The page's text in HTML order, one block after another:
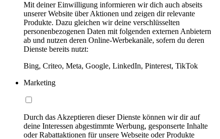
Mit deiner Einwilligung informieren wir dich auch abseits
unserer Website über Aktionen und zeigen dir relevante
Produkte. Dazu gleichen wir deine verschlüsselten
personenbezogenen Daten mit folgenden externen Anbietern
ab und nutzen deren Online-Werbekanäle, sofern du deren
Dienste bereits nutzt:
Bing, Criteo, Meta, Google, LinkedIn, Pinterest, TikTok
Marketing
Durch das Akzeptieren dieser Dienste können wir dir auf
deine Interessen abgestimmte Werbung, gesponserte Inhalte
oder Rabattaktionen für unsere Webseite oder Produkte